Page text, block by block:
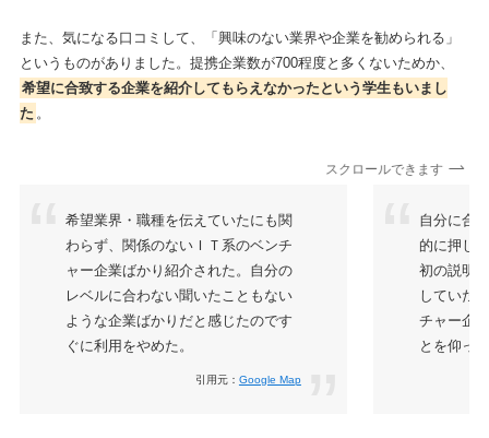
また、気になる口コミして、「興味のない業界や企業を勧められる」
というものがありました。提携企業数が700程度と多くないためか、
希望に合致する企業を紹介してもらえなかったという学生もいまし
た 。
スクロールできます
希望業界・職種を伝えていたにも関
わらず、関係のないＩＴ系のベンチ
ャー企業ばかり紹介された。自分の
レベルに合わない聞いたこともない
ような企業ばかりだと感じたのです
ぐに利用をやめた。
引用元： Google Map
自分に合
的に押し
初の説明
していた
チャー企
とを仰っ